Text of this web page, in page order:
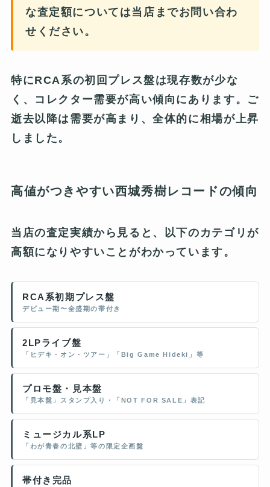
な査定額については当店までお問い合わ
せください。
特にRCA系の初回プレス盤は現存数が少な
く、コレクター需要が高い傾向にあります。ご
逝去以降は需要が高まり、全体的に相場が上昇
しました。
高値がつきやすい西城秀樹レコードの傾向
当店の査定実績から見ると、以下のカテゴリが
高額になりやすいことがわかっています。
RCA系初期プレス盤
デビュー期〜全盛期の帯付き
2LPライブ盤
「ヒデキ・オン・ツアー」「Big Game Hideki」等
プロモ盤・見本盤
「見本盤」スタンプ入り・「NOT FOR SALE」表記
ミュージカル系LP
「わが青春の北壁」等の限定企画盤
帯付き完品